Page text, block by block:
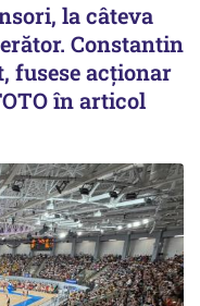
la câteva
Constantin
fusese acționar
în articol